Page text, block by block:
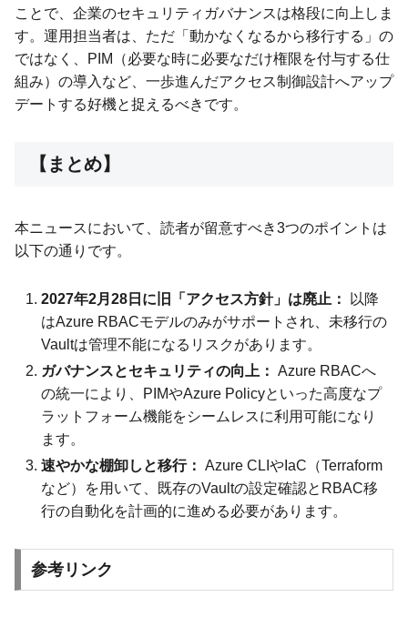
ことで、企業のセキュリティガバナンスは格段に向上しま
す。運用担当者は、ただ「動かなくなるから移行する」の
ではなく、PIM（必要な時に必要なだけ権限を付与する仕
組み）の導入など、一歩進んだアクセス制御設計へアップ
デートする好機と捉えるべきです。
【まとめ】
本ニュースにおいて、読者が留意すべき3つのポイントは
以下の通りです。
2027年2月28日に旧「アクセス方針」は廃止：
以降
はAzure RBACモデルのみがサポートされ、未移行の
Vaultは管理不能になるリスクがあります。
ガバナンスとセキュリティの向上： Azure RBACへ
の統一により、PIMやAzure Policyといった高度なプ
ラットフォーム機能をシームレスに利用可能になり
ます。
速やかな棚卸しと移行： Azure CLIやIaC（Terraform
など）を用いて、既存のVaultの設定確認とRBAC移
行の自動化を計画的に進める必要があります。
参考リンク